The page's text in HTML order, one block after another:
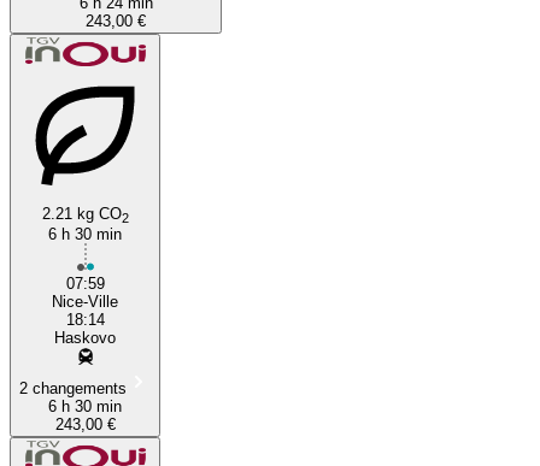
243,00 €
2.21 kg CO2
6 h 30 min
07:59
Nice-Ville
18:14
Haskovo
2 changements
6 h 30 min
243,00 €